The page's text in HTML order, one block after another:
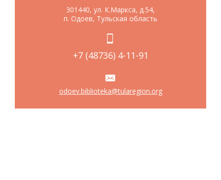
301440, ул. К.Маркса, д.54,
п. Одоев, Тульская область
+7 (48736) 4-11-91
odoev.biblioteka@tularegion.org